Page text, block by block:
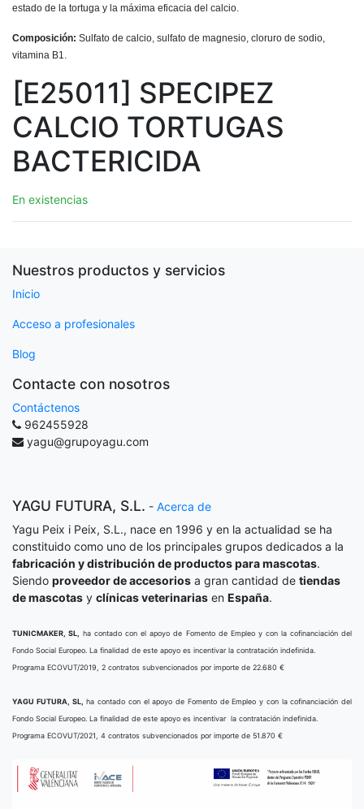
estado de la tortuga y la máxima eficacia del calcio.
Composición: Sulfato de calcio, sulfato de magnesio, cloruro de sodio,
vitamina B1.
[E25011] SPECIPEZ
CALCIO TORTUGAS
BACTERICIDA
En existencias
Nuestros productos y servicios
Inicio
Acceso a profesionales
Blog
Contacte con nosotros
Contáctenos
962455928
yagu@grupoyagu.com
YAGU FUTURA, S.L. - Acerca de
Yagu Peix i Peix, S.L., nace en 1996 y en la actualidad se ha
constituido como uno de los principales grupos dedicados a la
fabricación y distribución de productos para mascotas.
Siendo proveedor de accesorios a gran cantidad de tiendas
de mascotas y clínicas veterinarias en España.
TUNICMAKER, SL,
ha contado con el apoyo de Fomento de Empleo y con la cofinanciación del
Fondo Social Europeo. La finalidad de este apoyo es incentivar la contratación indefinida.
Programa ECOVUT/2019, 2 contratos subvencionados por importe de 22.680 €
YAGU FUTURA, SL,
ha contado con el apoyo de Fomento de Empleo y con la cofinanciación del
Fondo Social Europeo. La finalidad de este apoyo es incentivar la contratación indefinida.
Programa ECOVUT/2021, 4 contratos subvencionados por importe de 51.870 €